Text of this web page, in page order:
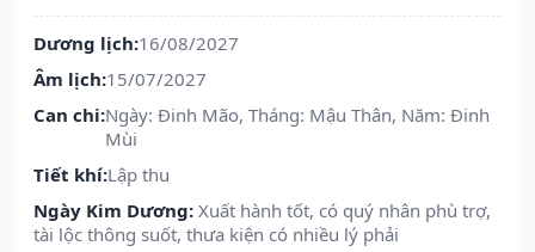
Dương lịch:16/08/2027
Âm lịch:15/07/2027
Can chi:Ngày: Đinh Mão, Tháng: Mậu Thân, Năm: Đinh
Mùi
Tiết khí:Lập thu
Ngày Kim Dương: Xuất hành tốt, có quý nhân phù trợ,
tài lộc thông suốt, thưa kiện có nhiều lý phải